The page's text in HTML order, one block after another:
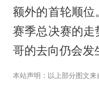
额外的首轮顺位
赛季总决赛的
哥的去向仍会发
本站声明：以上部分图文